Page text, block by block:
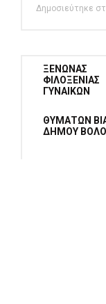
Δημοσιεύτηκε
ΞΕΝΩΝΑΣ
ΦΙΛΟΞΕΝΙΑΣ
ΓΥΝΑΙΚΩΝ
ΘΥΜΑΤΩΝ
ΔΗΜΟΥ